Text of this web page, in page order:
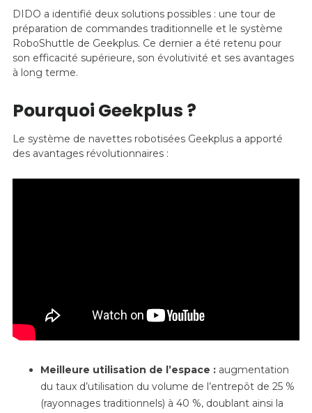
DIDO a identifié deux solutions possibles : une tour de
préparation de commandes traditionnelle et le système
RoboShuttle de Geekplus. Ce dernier a été retenu pour
son efficacité supérieure, son évolutivité et ses avantages
à long terme.
Pourquoi Geekplus ?
Le système de navettes robotisées Geekplus a apporté
des avantages révolutionnaires :
Meilleure utilisation de l’espace : augmentation
du taux d’utilisation du volume de l’entrepôt de 25 %
(rayonnages traditionnels) à 40 %, doublant ainsi la